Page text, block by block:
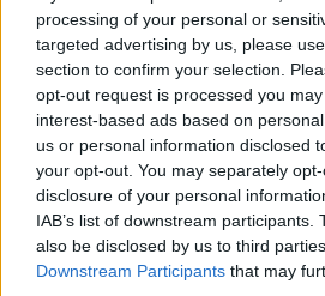
processing of your personal or
targeted advertising by us, please
section to confirm your selection.
opt-out request is processed you
interest-based ads based on
us or personal information disclosed
your opt-out. You may separately
disclosure of your personal
IAB’s list of downstream participants.
also be disclosed by us to third
Downstream Participants that may
Η είδηση του θανάτου του
έχει σκορπίσει θλίψη στον
κόσμο. Οθάνατόςτου
από τα μηνύματα του γιου
συζύγου του στα social
ΔΙΑΒΑΣΤΕ ΕΠΙΣΗΣ